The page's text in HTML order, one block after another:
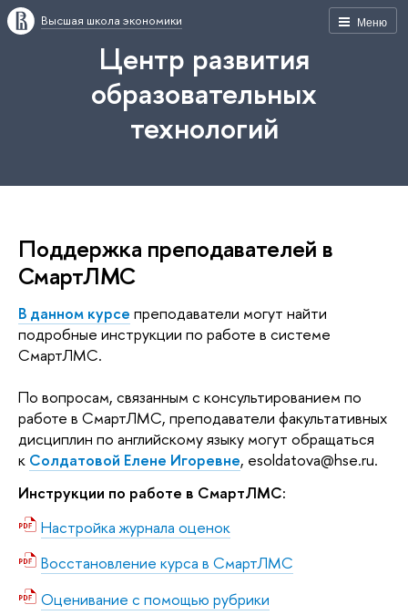
Меню
Высшая школа экономики
Центр развития
образовательных
технологий
Поддержка преподавателей в
СмартЛМС
В данном курсе преподаватели могут найти
подробные инструкции по работе в системе
СмартЛМС.
По вопросам, связанным с консультированием по
работе в СмартЛМС, преподаватели факультативных
дисциплин по английскому языку могут обращаться
к Солдатовой Елене Игоревне, esoldatova@hse.ru.
Инструкции по работе в СмартЛМС:
Настройка журнала оценок
Восстановление курса в СмартЛМС
Оценивание с помощью рубрики